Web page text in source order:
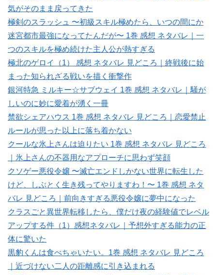
気がそのまま戻ってきた
極剣のスラッシュ 〜初級スキル極めたら、いつの間にか
迷宮都市最強になってたんだが〜 1巻 感想 ネタバレ｜一
つのスキルを極め続けた主人公が熱すぎる
極北のゲロイ（1） 感想 ネタバレ 見どころ｜終戦後に始
まった知られざる戦いを描く衝撃作
銀河特急 ミルキー☆サブウェイ 1巻 感想 ネタバレ｜騒が
しいのに妙に愛着が湧く一冊
禁欲シェアハウス 1巻 感想 ネタバレ 見どころ｜恋愛禁止
ルールが思った以上に落ち着かない
クールな氷上さんは迫りたい 1巻 感想 ネタバレ 見どころ
｜氷上さんの不器用なアプローチに思わず笑顔
クソゲー悪役令嬢 〜滅亡エンドしかない世界に転生した
けど、しぶとく生き残ってやりますわ！〜 1巻 感想 ネタ
バレ 見どころ｜前向きすぎる悪役令嬢に夢中になった
クラスごと異世界転移したら、僕だけ夜の経験値でレベル
アップする件（1）感想ネタバレ｜予想外すぎる能力の正
体に驚いた
黒豹くんは食べちゃいたい。1巻 感想 ネタバレ 見どころ
｜近づけない二人の距離感に引き込まれる